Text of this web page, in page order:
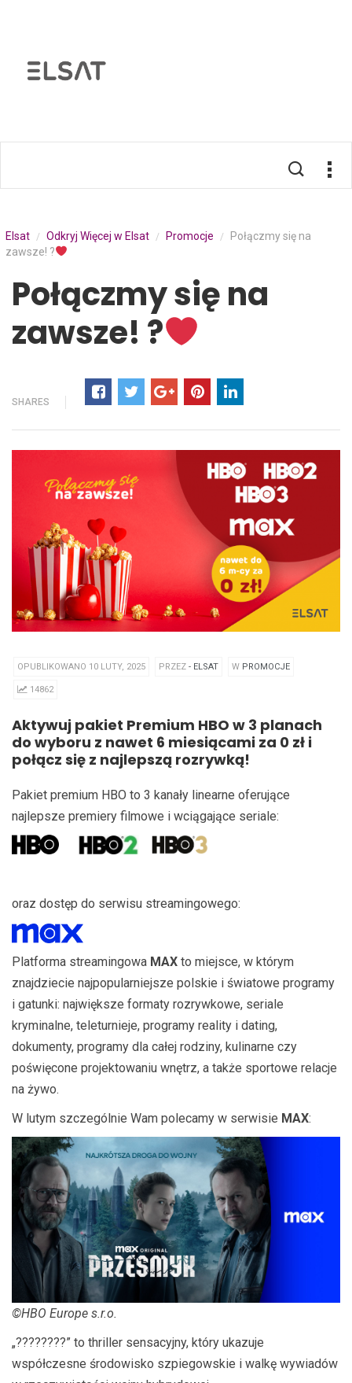
Elsat / Odkryj Więcej w Elsat / Promocje /
Połączmy się na
zawsze! ?
Połączmy się na
zawsze! ?
SHARES
OPUBLIKOWANO 10 LUTY, 2025 PRZEZ - ELSAT W PROMOCJE
14862
Aktywuj pakiet Premium HBO w 3 planach
do wyboru z nawet 6 miesiącami za 0 zł i
połącz się z najlepszą rozrywką!
Pakiet premium HBO to 3 kanały linearne oferujące
najlepsze premiery filmowe i wciągające seriale:
oraz dostęp do serwisu streamingowego:
Platforma streamingowa MAX to miejsce, w którym
znajdziecie najpopularniejsze polskie i światowe programy
i gatunki: największe formaty rozrywkowe, seriale
kryminalne, teleturnieje, programy reality i dating,
dokumenty, programy dla całej rodziny, kulinarne czy
poświęcone projektowaniu wnętrz, a także sportowe relacje
na żywo.
W lutym szczególnie Wam polecamy w serwisie MAX:
©HBO Europe s.r.o.
„????????” to thriller sensacyjny, który ukazuje
współczesne środowisko szpiegowskie i walkę wywiadów